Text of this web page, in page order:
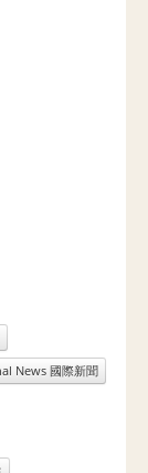
News 國際新聞